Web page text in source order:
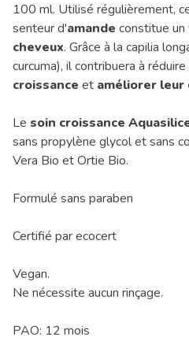
100 ml. Utilisé régulièrement,
senteur d'amande constitue
cheveux. Grâce à la capilia
curcuma), il contribuera à
croissance et améliorer leur
Le soin croissance
sans propylène glycol et sans
Vera Bio et Ortie Bio.
Formulé sans paraben
Certifié par ecocert
Vegan.
Ne nécessite aucun rinçage.
PAO: 12 mois